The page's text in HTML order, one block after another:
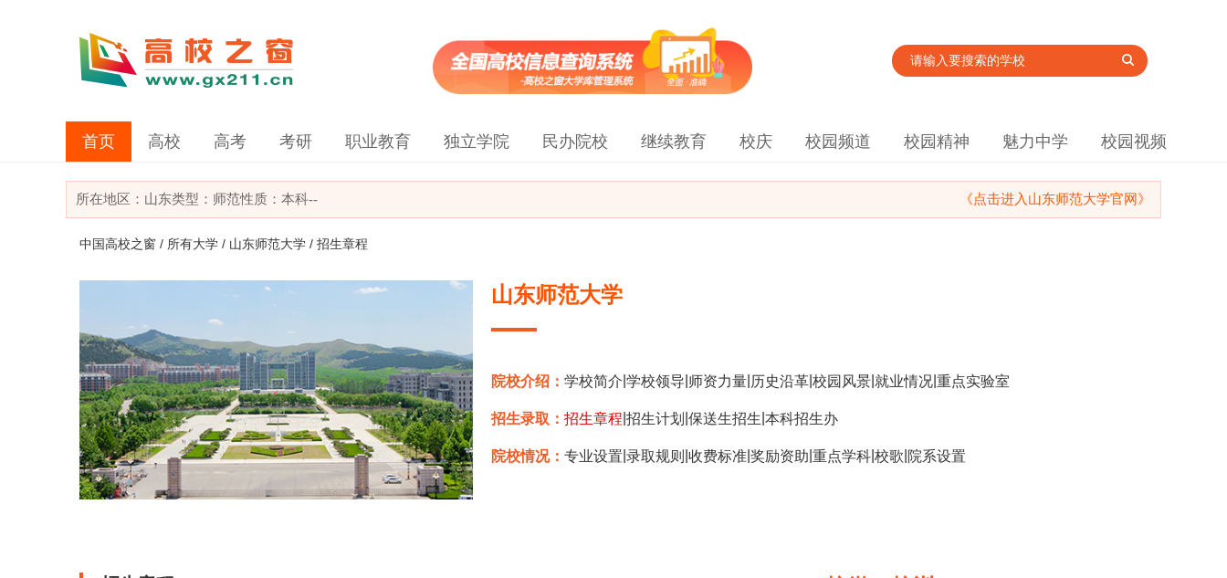
首页 高校 高考 考研 职业教育 独立学院 民办院校 继续教育 校庆 校园频道 校园精神 魅力中学 校园视频
所在地区： 山东类型： 师范性质：本科-- 《点击进入山东师范大学官网》
中国高校之窗 / 所有大学 / 山东师范大学 / 招生章程
山东师范大学
院校介绍：学校简介 |学校领导 师资力量 历史沿革 |校园风景 就业情况 |重点实验室
招生录取：招生章程 |招生计划 |保送生招生 |本科招生办
院校情况：专业设置 |录取规则 |收费标准 |奖励资助 |重点学科 |校歌 院系设置